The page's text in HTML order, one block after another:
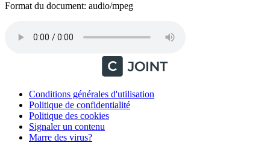
Format du document: audio/mpeg
Conditions générales d'utilisation
Politique de confidentialité
Politique des cookies
Signaler un contenu
Marre des virus?